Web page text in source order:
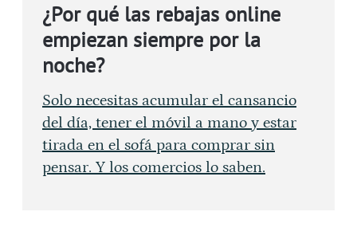
¿Por qué las rebajas online
empiezan siempre por la
noche?
Solo necesitas acumular el cansancio
del día, tener el móvil a mano y estar
tirada en el sofá para comprar sin
pensar. Y los comercios lo saben.